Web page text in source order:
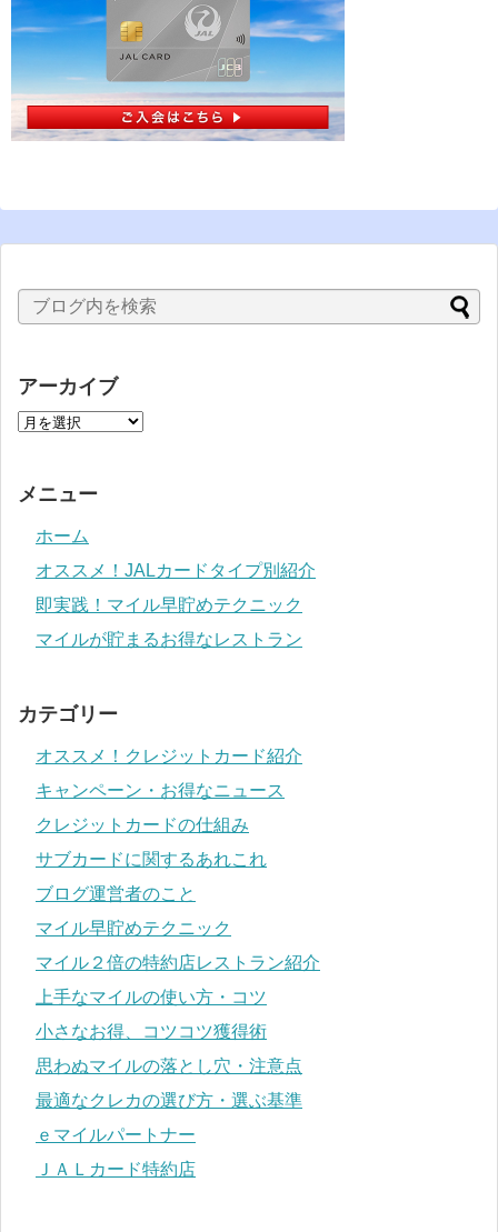
アーカイブ
メニュー
ホーム
オススメ！JALカードタイプ別紹介
即実践！マイル早貯めテクニック
マイルが貯まるお得なレストラン
カテゴリー
オススメ！クレジットカード紹介
キャンペーン・お得なニュース
クレジットカードの仕組み
サブカードに関するあれこれ
ブログ運営者のこと
マイル早貯めテクニック
マイル２倍の特約店レストラン紹介
上手なマイルの使い方・コツ
小さなお得、コツコツ獲得術
思わぬマイルの落とし穴・注意点
最適なクレカの選び方・選ぶ基準
ｅマイルパートナー
ＪＡＬカード特約店